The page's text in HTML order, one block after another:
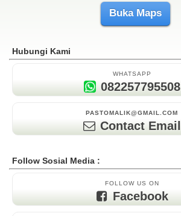
Buka Maps
Hubungi Kami
WHATSAPP
082257795508
PASTOMALIK@GMAIL.COM
Contact Email
Follow Sosial Media :
FOLLOW US ON
Facebook